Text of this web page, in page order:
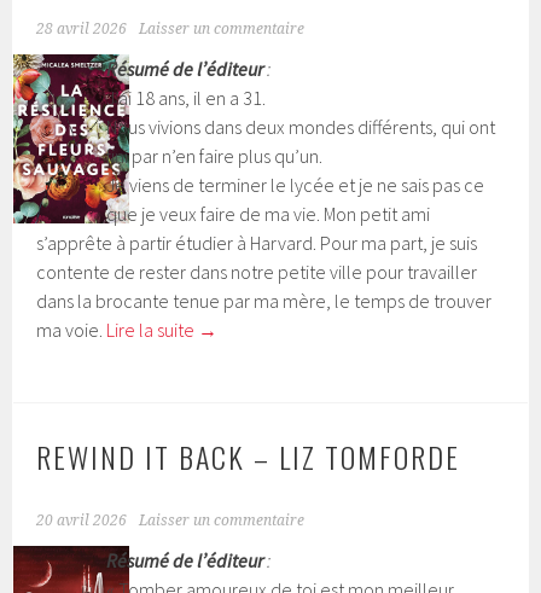
28 avril 2026 Laisser un commentaire
Résumé de l’éditeur:
J’ai 18 ans, il en a 31.
Nous vivions dans deux mondes différents, qui ont
fini par n’en faire plus qu’un.
Je viens de terminer le lycée et je ne sais pas ce
que je veux faire de ma vie. Mon petit ami
s’apprête à partir étudier à Harvard. Pour ma part, je suis
contente de rester dans notre petite ville pour travailler
dans la brocante tenue par ma mère, le temps de trouver
ma voie. Lire la suite →
REWIND IT BACK – LIZ TOMFORDE
20 avril 2026 Laisser un commentaire
Résumé de l’éditeur: